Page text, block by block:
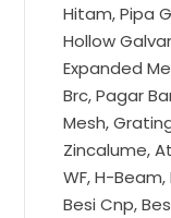
Hitam, Pipa
Hollow
Expanded
Brc, Pagar
Mesh,
Zincalume,
WF, H-Beam,
Besi Cnp,